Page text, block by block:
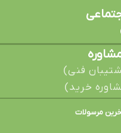
مرسولات